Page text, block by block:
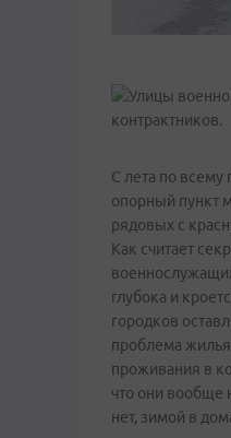
С лета по
опорный пункт
рядовых с
Как считает
глубока и
городков
проблема
проживания в
что они вообще
нет, зимой в